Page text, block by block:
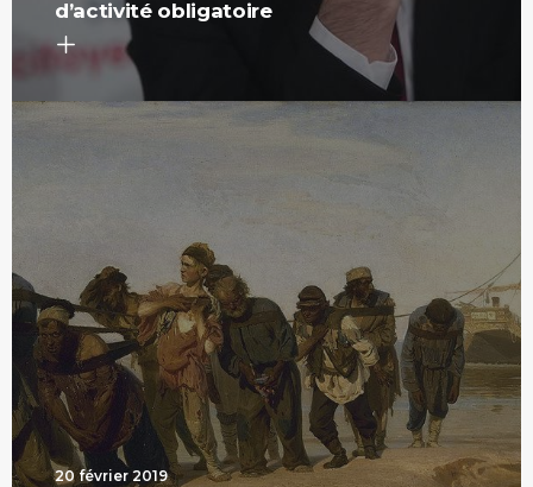
d’activité obligatoire
20 février 2019